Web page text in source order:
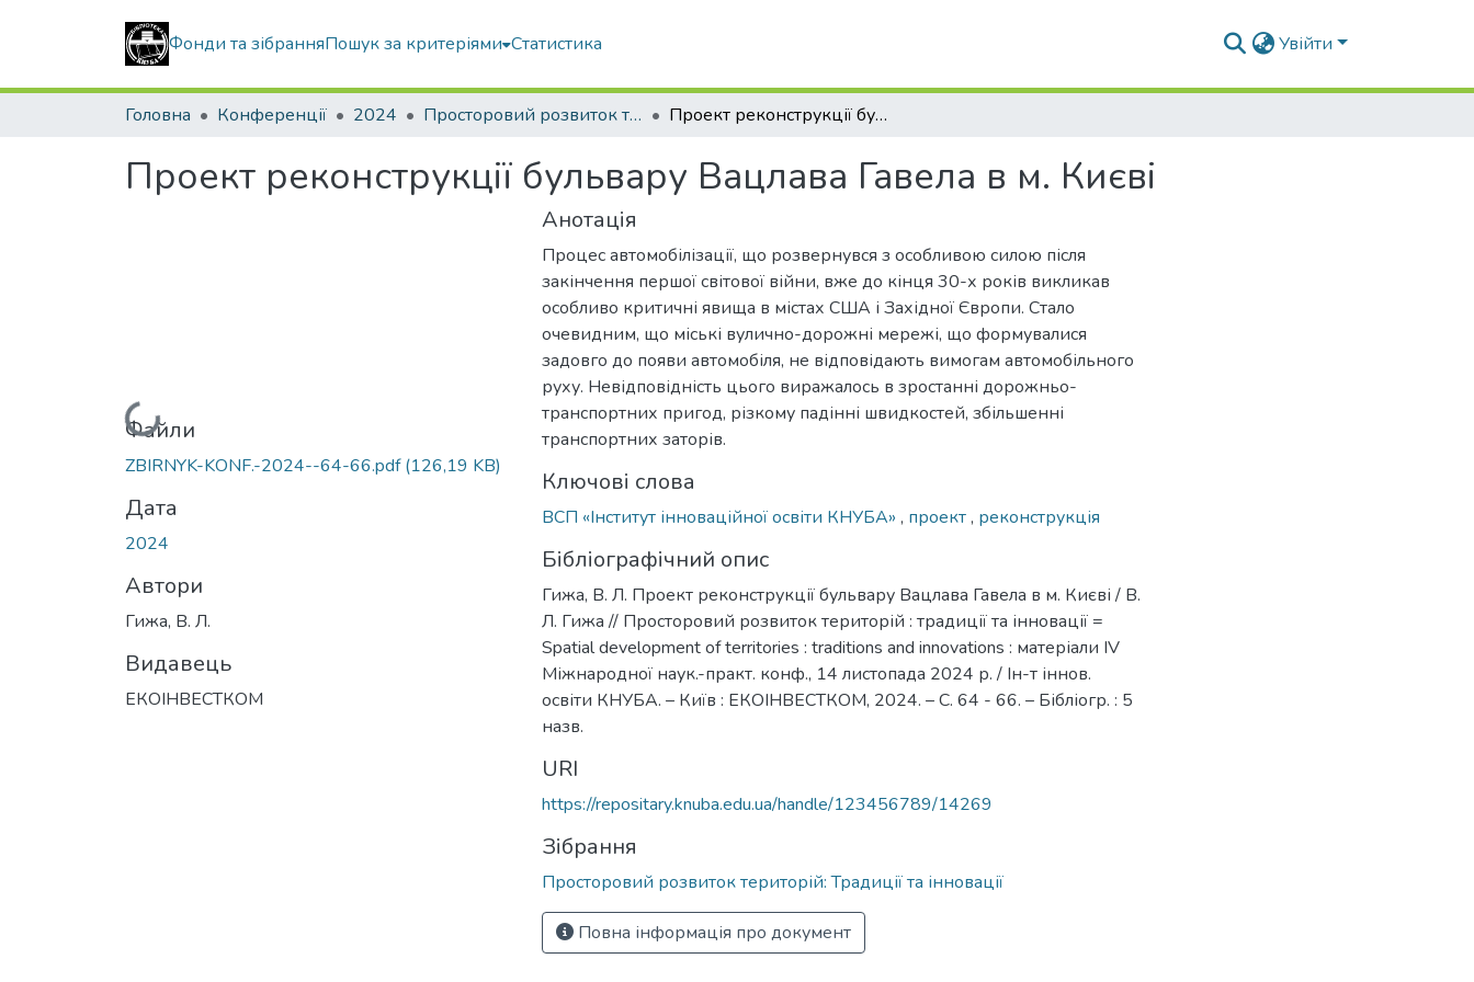
Фонди та зібранняПошук за критеріями Статистика Увійти
Головна Конференції 2024 Просторовий розвиток територій: Традиції та інновації Проект реконструкції бульвару Вацлава Гавела в м. Києві
Проект реконструкції бульвару Вацлава Гавела в м. Києві
Вантажиться...
Файли
ZBIRNYK-KONF.-2024--64-66.pdf(126,19 KB)
Дата
2024
Автори
Гижа, В. Л.
Видавець
ЕКОІНВЕСТКОМ
Анотація
Процес автомобілізації, що розвернувся з особливою силою після
закінчення першої світової війни, вже до кінця 30-х років викликав
особливо критичні явища в містах США і Західної Європи. Стало
очевидним, що міські вулично-дорожні мережі, що формувалися
задовго до появи автомобіля, не відповідають вимогам автомобільного
руху. Невідповідність цього виражалось в зростанні дорожньо-
транспортних пригод, різкому падінні швидкостей, збільшенні
транспортних заторів.
Ключові слова
ВСП «Інститут інноваційної освіти КНУБА» , проект, реконструкція
Бібліографічний опис
Гижа, В. Л. Проект реконструкції бульвару Вацлава Гавела в м. Києві / В.
Л. Гижа // Просторовий розвиток територій : традиції та інновації =
Spatial development of territories : traditions and innovations : матеріали IV
Міжнародної наук.-практ. конф., 14 листопада 2024 р. / Ін-т іннов.
освіти КНУБА. – Київ : ЕКОІНВЕСТКОМ, 2024. – С. 64 - 66. – Бібліогр. : 5
назв.
URI
https://repositary.knuba.edu.ua/handle/123456789/14269
Зібрання
Просторовий розвиток територій: Традиції та інновації
Повна інформація про документ